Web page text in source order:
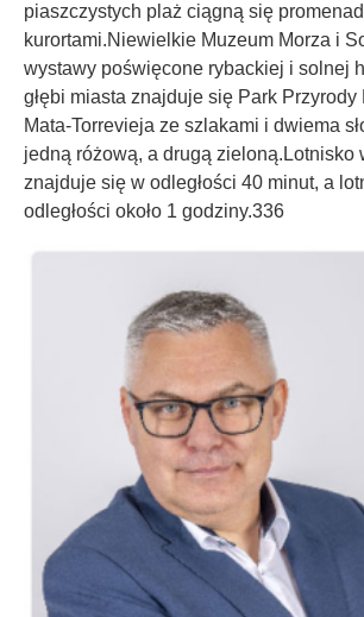
piaszczystych plaż ciągną się
kurortami.Niewielkie Muzeum Morza i
wystawy poświęcone rybackiej i solnej
głębi miasta znajduje się Park Przyrody
Mata-Torrevieja ze szlakami i dwiema
jedną różową, a drugą zieloną.Lotnisko
znajduje się w odległości 40 minut, a
odległości około 1 godziny.336